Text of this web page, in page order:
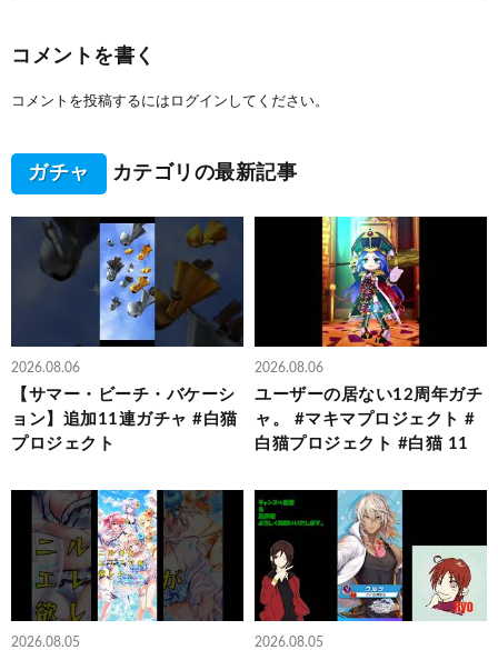
コメントを書く
コメントを投稿するには ログイン してください。
ガチャ カテゴリの最新記事
2026.08.06
【サマー・ビーチ・バケーシ
ョン】追加11連ガチャ #白猫
プロジェクト
2026.08.06
ユーザーの居ない12周年ガチ
ャ。 #マキマプロジェクト #
白猫プロジェクト #白猫 11
2026.08.05 2026.08.05